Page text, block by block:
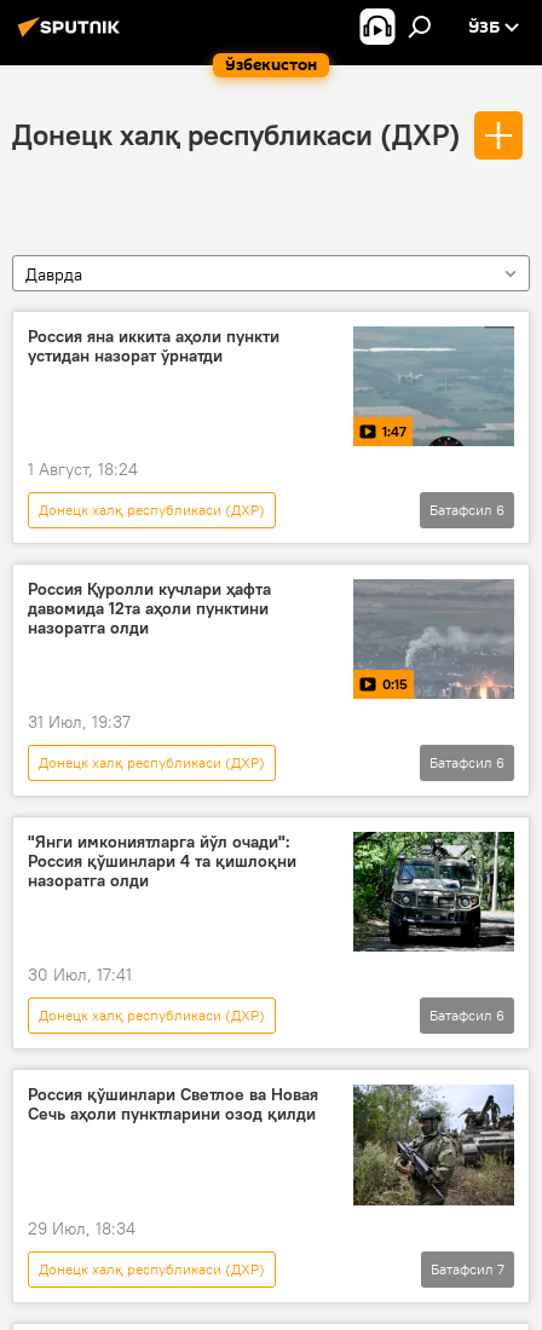
Ўзбекистон
ЎЗБ
Донецк халқ республикаси (ДХР)
Даврда
Россия яна иккита аҳоли пункти
устидан назорат ўрнатди
1:47
1 Август, 18:24
Донецк халқ республикаси (ДХР)
Россиянинг Донбассдаги махсус ҳарбий операцияси
Россия
Украина
Запорожье вилояти
Батафсил 6
Россия Қуролли кучлари ҳафта
давомида 12та аҳоли пунктини
назоратга олди
0:15
31 Июл, 19:37
Донецк халқ республикаси (ДХР)
Россиянинг Донбассдаги махсус ҳарбий операцияси
Россия
Украина
Запорожье вилояти
Батафсил 6
"Янги имкониятларга йўл очади":
Россия қўшинлари 4 та қишлоқни
назоратга олди
30 Июл, 17:41
Донецк халқ республикаси (ДХР)
Россиянинг Донбассдаги махсус ҳарбий операцияси
Дунё янгиликлари
Дунёда
Андрей Белоусов
Батафсил 6
Россия қўшинлари Светлое ва Новая
Сечь аҳоли пунктларини озод қилди
29 Июл, 18:34
Донецк халқ республикаси (ДХР)
Россиянинг Донбассдаги махсус ҳарбий операцияси
Батафсил 7